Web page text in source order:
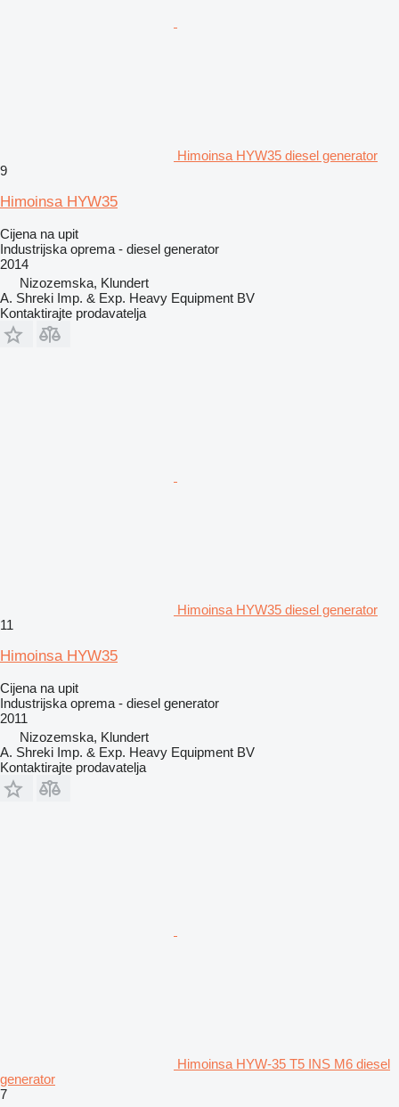
Himoinsa HYW35 diesel generator
9
Himoinsa HYW35
Cijena na upit
Industrijska oprema - diesel generator
2014
Nizozemska, Klundert
A. Shreki Imp. & Exp. Heavy Equipment BV
Kontaktirajte prodavatelja
Himoinsa HYW35 diesel generator
11
Himoinsa HYW35
Cijena na upit
Industrijska oprema - diesel generator
2011
Nizozemska, Klundert
A. Shreki Imp. & Exp. Heavy Equipment BV
Kontaktirajte prodavatelja
Himoinsa HYW-35 T5 INS M6 diesel
generator
7